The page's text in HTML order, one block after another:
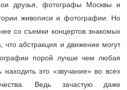
друзья, фотографы Москвы и
живописи и фотографии. Но
со съемки концертов знакомых
что абстракция и движение могут
порой лучше чем любая
находить это «звучание» во всех
Ведь зачастую даже